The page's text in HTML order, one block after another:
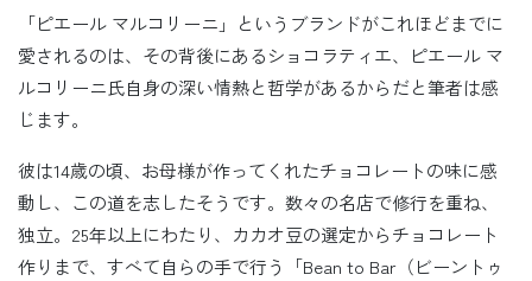
「ピエール マルコリーニ」というブランドがこれほどまでに
愛されるのは、その背後にあるショコラティエ、ピエール マ
ルコリーニ氏自身の深い情熱と哲学があるからだと筆者は感
じます。
彼は14歳の頃、お母様が作ってくれたチョコレートの味に感
動し、この道を志したそうです。数々の名店で修行を重ね、
独立。25年以上にわたり、カカオ豆の選定からチョコレート
作りまで、すべて自らの手で行う「Bean to Bar（ビーントゥ